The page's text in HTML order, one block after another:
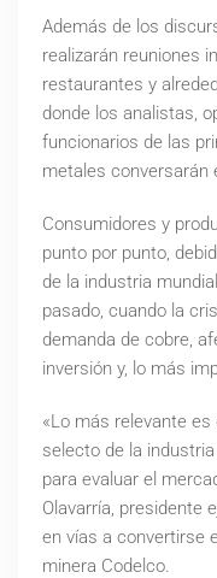
Además de los
realizarán reuniones
restaurantes y
donde los analistas,
funcionarios de las
metales conversarán
Consumidores y
punto por punto,
de la industria
pasado, cuando la
demanda de cobre,
inversión y, lo más
«Lo más relevante
selecto de la
para evaluar el
Olavarría, presidente
en vías a convertirse
minera Codelco.